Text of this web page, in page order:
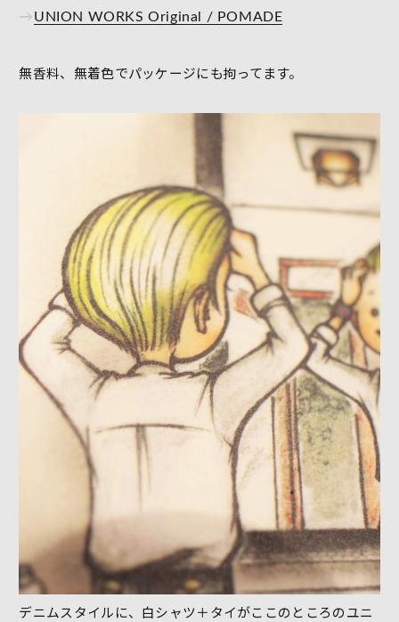
→UNION WORKS Original / POMADE
無香料、無着色でパッケージにも拘ってます。
デニムスタイルに、白シャツ＋タイがここのところのユニ